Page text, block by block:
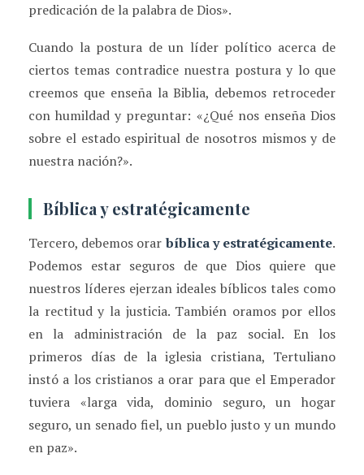
predicación de la palabra de Dios».
Cuando la postura de un líder político acerca de
ciertos temas contradice nuestra postura y lo que
creemos que enseña la Biblia, debemos retroceder
con humildad y preguntar: «¿Qué nos enseña Dios
sobre el estado espiritual de nosotros mismos y de
nuestra nación?».
Bíblica y estratégicamente
Tercero, debemos orar bíblica y estratégicamente.
Podemos estar seguros de que Dios quiere que
nuestros líderes ejerzan ideales bíblicos tales como
la rectitud y la justicia. También oramos por ellos
en la administración de la paz social. En los
primeros días de la iglesia cristiana, Tertuliano
instó a los cristianos a orar para que el Emperador
tuviera «larga vida, dominio seguro, un hogar
seguro, un senado fiel, un pueblo justo y un mundo
en paz».